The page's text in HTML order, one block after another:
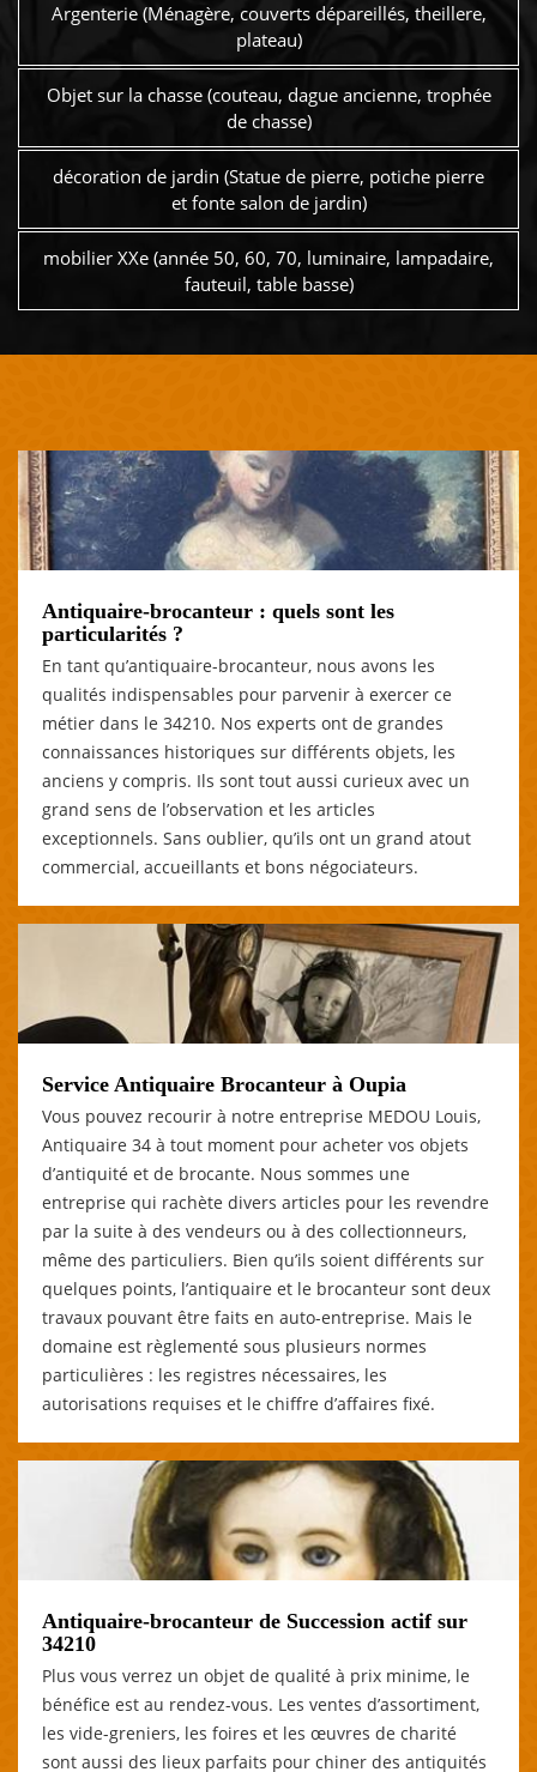
Argenterie (Ménagère, couverts dépareillés, theillere,
plateau)
Objet sur la chasse (couteau, dague ancienne, trophée
de chasse)
décoration de jardin (Statue de pierre, potiche pierre
et fonte salon de jardin)
mobilier XXe (année 50, 60, 70, luminaire, lampadaire,
fauteuil, table basse)
Antiquaire-brocanteur : quels sont les
particularités ?
En tant qu’antiquaire-brocanteur, nous avons les
qualités indispensables pour parvenir à exercer ce
métier dans le 34210. Nos experts ont de grandes
connaissances historiques sur différents objets, les
anciens y compris. Ils sont tout aussi curieux avec un
grand sens de l’observation et les articles
exceptionnels. Sans oublier, qu’ils ont un grand atout
commercial, accueillants et bons négociateurs.
Service Antiquaire Brocanteur à Oupia
Vous pouvez recourir à notre entreprise MEDOU Louis,
Antiquaire 34 à tout moment pour acheter vos objets
d’antiquité et de brocante. Nous sommes une
entreprise qui rachète divers articles pour les revendre
par la suite à des vendeurs ou à des collectionneurs,
même des particuliers. Bien qu’ils soient différents sur
quelques points, l’antiquaire et le brocanteur sont deux
travaux pouvant être faits en auto-entreprise. Mais le
domaine est règlementé sous plusieurs normes
particulières : les registres nécessaires, les
autorisations requises et le chiffre d’affaires fixé.
Antiquaire-brocanteur de Succession actif sur
34210
Plus vous verrez un objet de qualité à prix minime, le
bénéfice est au rendez-vous. Les ventes d’assortiment,
les vide-greniers, les foires et les œuvres de charité
sont aussi des lieux parfaits pour chiner des antiquités